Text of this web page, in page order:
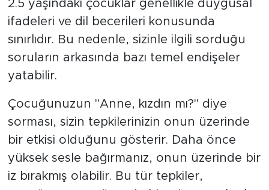
2.5 yaşındaki çocuklar genellikle duygusal
ifadeleri ve dil becerileri konusunda
sınırlıdır. Bu nedenle, sizinle ilgili sorduğu
soruların arkasında bazı temel endişeler
yatabilir.
Çocuğunuzun "Anne, kızdın mı?" diye
sorması, sizin tepkilerinizin onun üzerinde
bir etkisi olduğunu gösterir. Daha önce
yüksek sesle bağırmanız, onun üzerinde bir
iz bırakmış olabilir. Bu tür tepkiler,
TARİH
SAĞLIK
SİYASET
MEDYA KÖŞESİ